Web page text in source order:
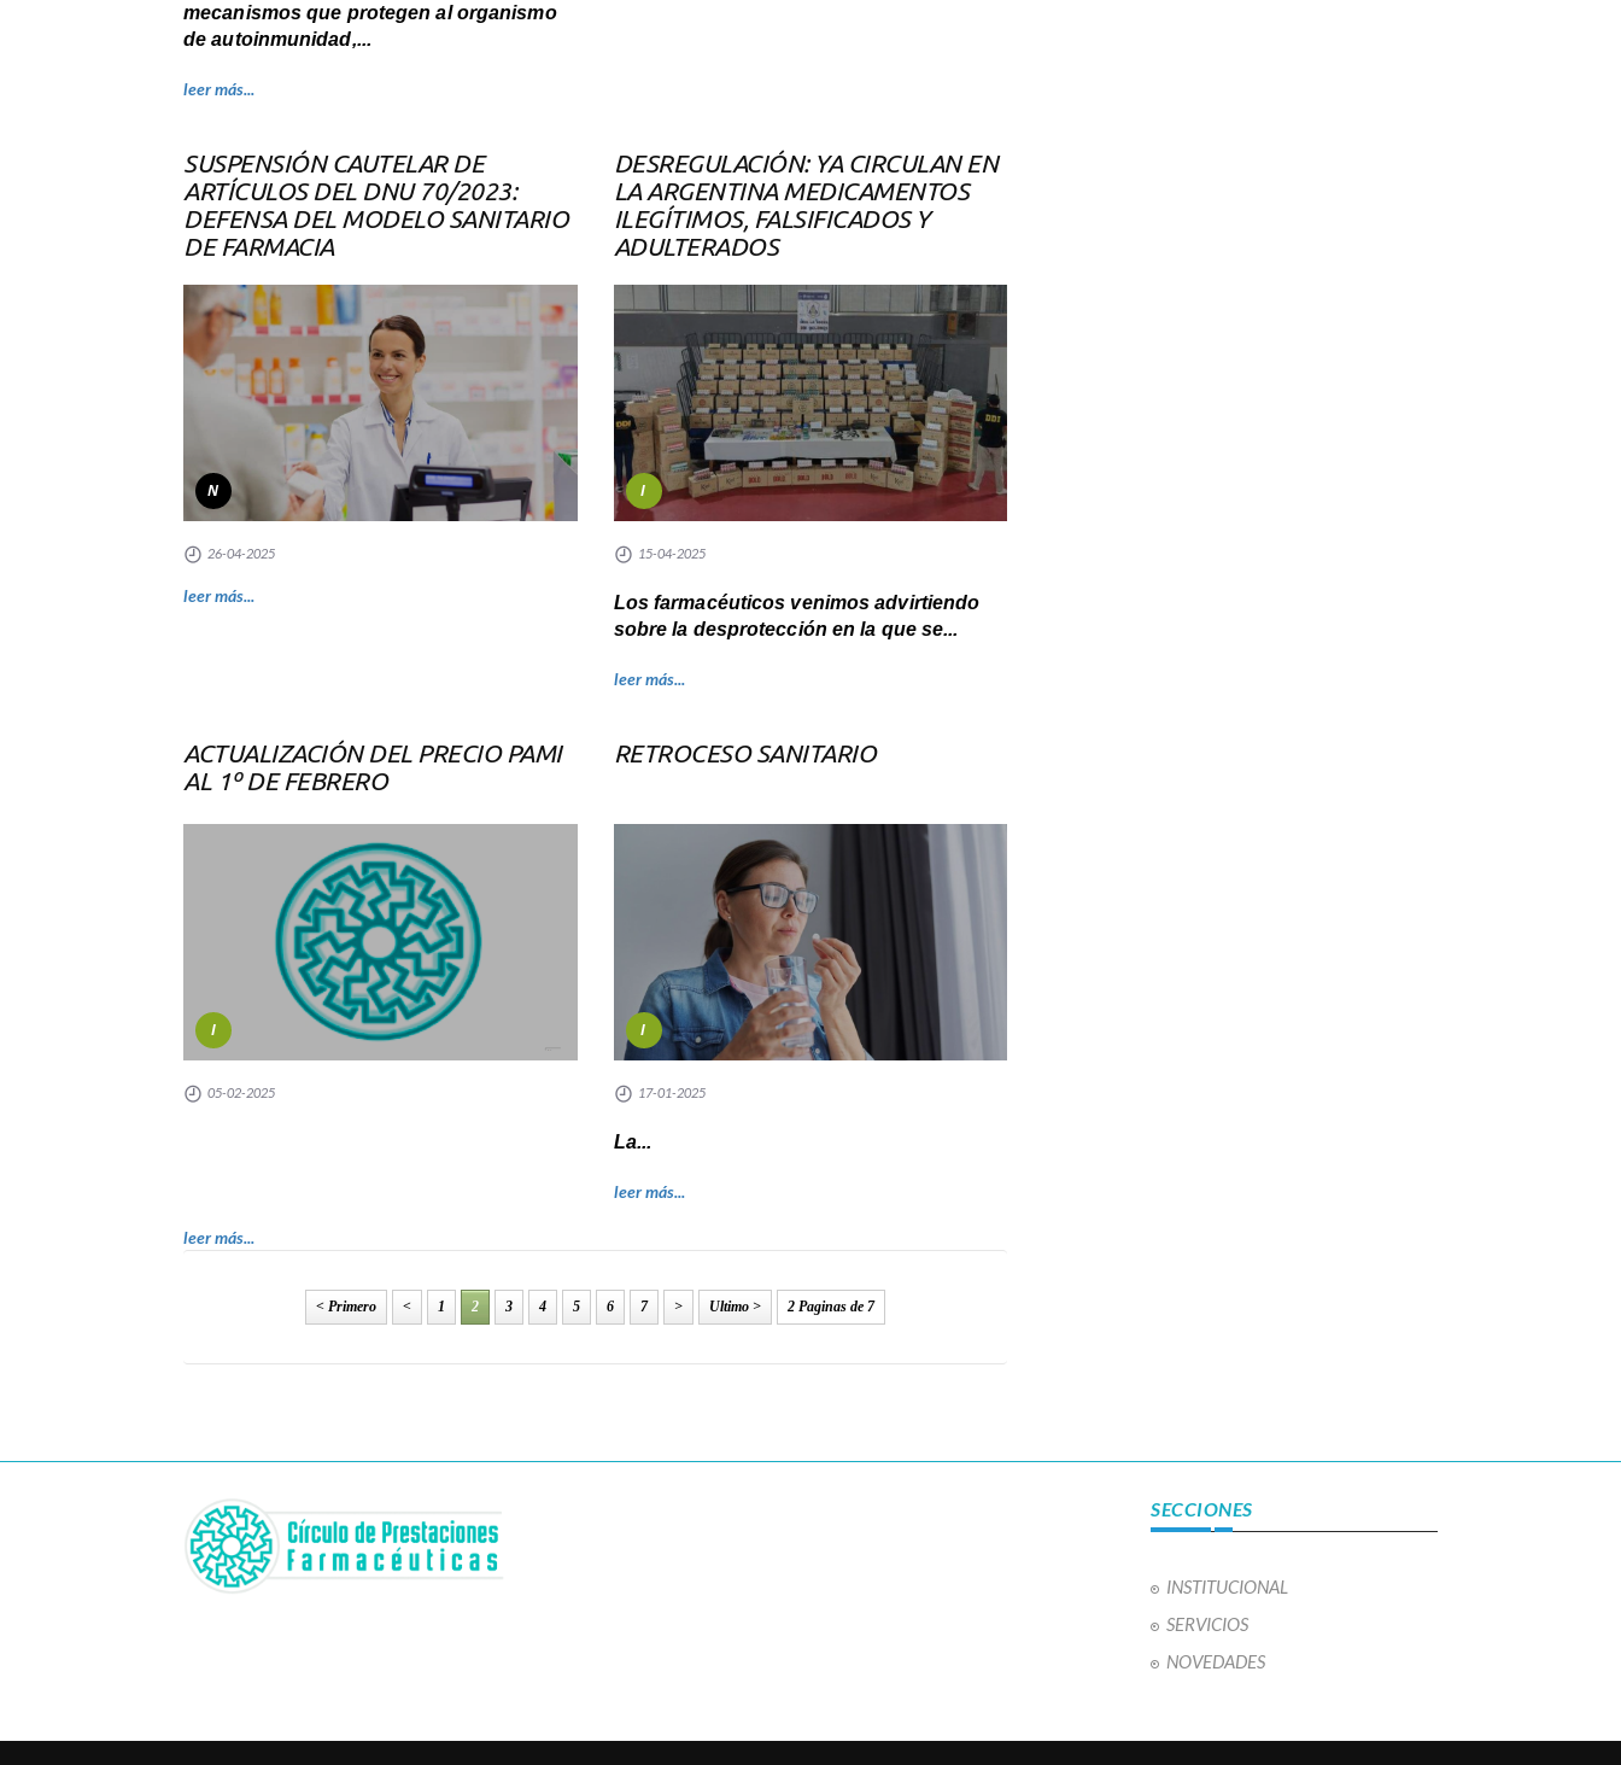
mecanismos que protegen al organismo
de autoinmunidad,...
leer más...
SUSPENSIÓN CAUTELAR DE
ARTÍCULOS DEL DNU 70/2023:
DEFENSA DEL MODELO SANITARIO
DE FARMACIA
N
26-04-2025
leer más...
DESREGULACIÓN: YA CIRCULAN EN
LA ARGENTINA MEDICAMENTOS
ILEGÍTIMOS, FALSIFICADOS Y
ADULTERADOS
I
15-04-2025
Los farmacéuticos venimos advirtiendo
sobre la desprotección en la que se...
leer más...
ACTUALIZACIÓN DEL PRECIO PAMI
AL 1º DE FEBRERO
I
05-02-2025
leer más...
RETROCESO SANITARIO
I
17-01-2025
La...
leer más...
< Primero < 1 2 3 4 5 6 7 > Ultimo > 2 Paginas de 7
SECCIONES
INSTITUCIONAL
SERVICIOS
NOVEDADES